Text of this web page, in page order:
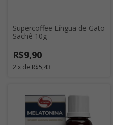
Supercoffee Língua de Gato
Sachê 10g
R$9,90
2 x de R$5,43